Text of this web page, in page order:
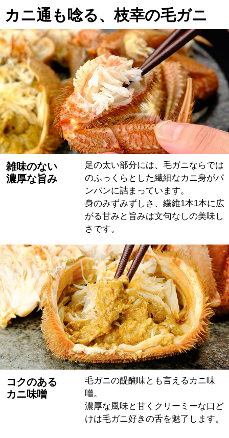
カニ通も唸る、枝幸の毛ガニ
雑味のない
濃厚な旨み
足の太い部分には、毛ガニならでは
のふっくらとした繊細なカニ身がパ
ンパンに詰まっています。
身のみずみずしさ、繊維1本1本に広
がる甘みと旨みは文句なしの美味し
さです。
コクのある
カニ味噌
毛ガニの醍醐味とも言えるカニ味
噌。
濃厚な風味と甘くクリーミーな口ど
けは毛ガニ好きの舌を魅了します。